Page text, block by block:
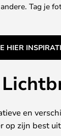
Tag je
HIER
en
op zijn best